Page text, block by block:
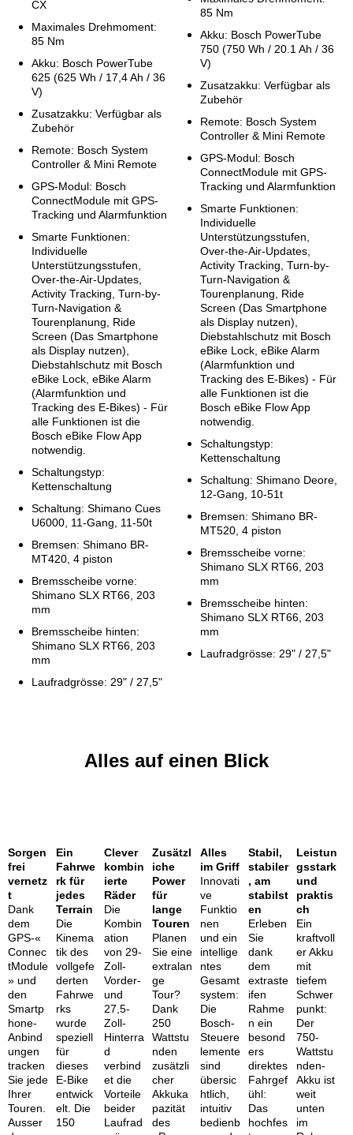
CX
Maximales Drehmoment:
85 Nm
Akku: Bosch PowerTube
625 (625 Wh / 17,4 Ah / 36
V)
Zusatzakku: Verfügbar als
Zubehör
Remote: Bosch System
Controller & Mini Remote
GPS-Modul: Bosch
ConnectModule mit GPS-
Tracking und Alarmfunktion
Smarte Funktionen:
Individuelle
Unterstützungsstufen,
Over-the-Air-Updates,
Activity Tracking, Turn-by-
Turn-Navigation &
Tourenplanung, Ride
Screen (Das Smartphone
als Display nutzen),
Diebstahlschutz mit Bosch
eBike Lock, eBike Alarm
(Alarmfunktion und
Tracking des E-Bikes) - Für
alle Funktionen ist die
Bosch eBike Flow App
notwendig.
Schaltungstyp:
Kettenschaltung
Schaltung: Shimano Cues
U6000, 11-Gang, 11-50t
Bremsen: Shimano BR-
MT420, 4 piston
Bremsscheibe vorne:
Shimano SLX RT66, 203
mm
Bremsscheibe hinten:
Shimano SLX RT66, 203
mm
Laufradgrösse: 29" / 27,5"
85 Nm
Akku: Bosch PowerTube
750 (750 Wh / 20.1 Ah / 36
V)
Zusatzakku: Verfügbar als
Zubehör
Remote: Bosch System
Controller & Mini Remote
GPS-Modul: Bosch
ConnectModule mit GPS-
Tracking und Alarmfunktion
Smarte Funktionen:
Individuelle
Unterstützungsstufen,
Over-the-Air-Updates,
Activity Tracking, Turn-by-
Turn-Navigation &
Tourenplanung, Ride
Screen (Das Smartphone
als Display nutzen),
Diebstahlschutz mit Bosch
eBike Lock, eBike Alarm
(Alarmfunktion und
Tracking des E-Bikes) - Für
alle Funktionen ist die
Bosch eBike Flow App
notwendig.
Schaltungstyp:
Kettenschaltung
Schaltung: Shimano Deore,
12-Gang, 10-51t
Bremsen: Shimano BR-
MT520, 4 piston
Bremsscheibe vorne:
Shimano SLX RT66, 203
mm
Bremsscheibe hinten:
Shimano SLX RT66, 203
mm
Laufradgrösse: 29" / 27,5"
Alles auf einen Blick
Sorgen
frei
vernetz
t
Dank
dem
GPS-«
Connec
tModule
» und
den
Smartp
hone-
Anbind
ungen
tracken
Sie jede
Ihrer
Touren.
Ausser
Ein
Fahrwe
rk für
jedes
Terrain
Die
Kinema
tik des
vollgefe
derten
Fahrwe
rks
wurde
speziell
für
dieses
E-Bike
entwick
elt. Die
150
Clever
kombin
ierte
Räder
Die
Kombin
ation
von 29-
Zoll-
Vorder-
und
27,5-
Zoll-
Hinterra
d
verbind
et die
Vorteile
beider
Laufrad
Zusätzl
iche
Power
für
lange
Touren
Planen
Sie eine
extralan
ge
Tour?
Dank
250
Wattstu
nden
zusätzli
cher
Akkuka
pazität
des
Alles
im Griff
Innovati
ve
Funktio
nen
und ein
intellige
ntes
Gesamt
system:
Die
Bosch-
Steuere
lemente
sind
übersic
htlich,
intuitiv
bedienb
Stabil,
stabiler
, am
stabilst
en
Erleben
Sie
dank
dem
extraste
ifen
Rahme
n ein
besond
ers
direktes
Fahrgef
ühl:
Das
hochfes
Leistun
gsstark
und
praktis
ch
Ein
kraftvoll
er Akku
mit
tiefem
Schwer
punkt:
Der
750-
Wattstu
nden-
Akku ist
weit
unten
im